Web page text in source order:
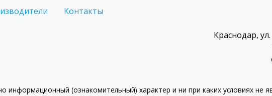
Контакты
Краснодар,
(ознакомительный) характер и ни при каких условиях не